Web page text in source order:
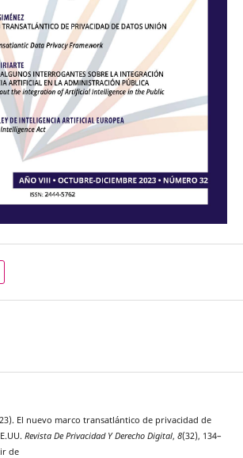
El nuevo marco transatlántico de privacidad de
Revista De Privacidad Y Derecho Digital, 8(32), 134–
de